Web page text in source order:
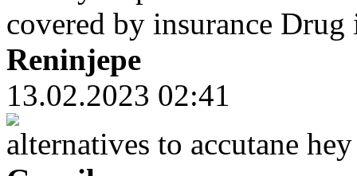
covered by insurance
Reninjepe
13.02.2023 02:41
alternatives to accutane